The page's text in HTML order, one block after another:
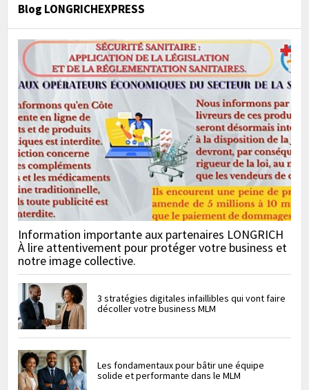
Blog LONGRICHEXPRESS
Information importante aux partenaires LONGRICH
À lire attentivement pour protéger votre business et
notre image collective.
3 stratégies digitales infaillibles qui vont faire
décoller votre business MLM
Les fondamentaux pour bâtir une équipe
solide et performante dans le MLM